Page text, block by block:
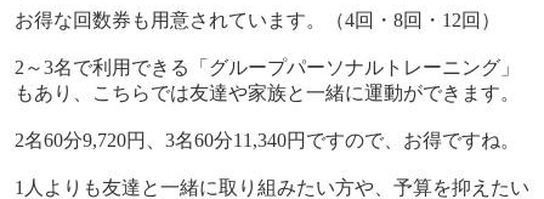
お得な回数券も用意されています。（4回・ 8回・ 12回）
2 ～3名で利用できる「グループパーソナルトレーニング」
もあり、こちらでは友達や家族と一緒に運動ができます。
2名60分9,720円、 3名60分11,340円ですので、お得ですね。
1 人よりも友達と一緒に取り組みたい方や、予算を抑えたい